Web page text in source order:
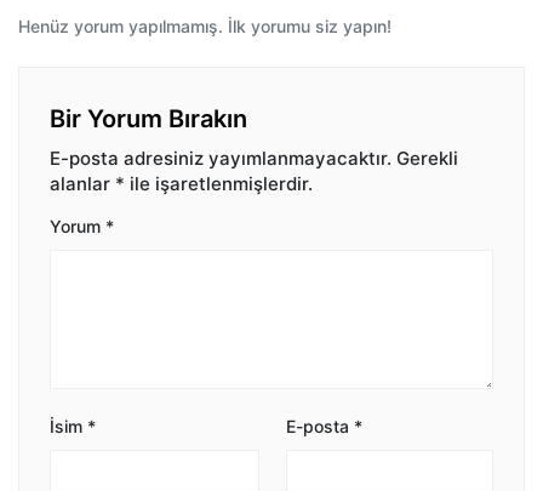
Henüz yorum yapılmamış. İlk yorumu siz yapın!
Bir Yorum Bırakın
E-posta adresiniz yayımlanmayacaktır. Gerekli
alanlar * ile işaretlenmişlerdir.
Yorum *
İsim * E-posta *